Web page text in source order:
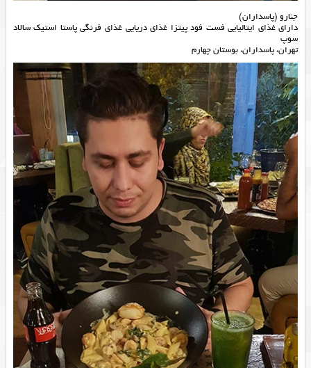
جنارو (پاسداران)
دارای غذای ایتالیایی فست فود پیتزا غذای دریایی غذای فرنگی پاستا استیک سالاد
سوپ
تهران، پاسداران، بوستان چهارم